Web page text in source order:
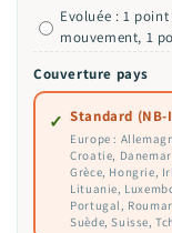
Evoluée : 1
mouvement, 1
Couverture pays
✓ Standard (NB-
Europe :
Croatie,
Grèce, Hongrie,
Lituanie,
Portugal,
Suède, Suisse,